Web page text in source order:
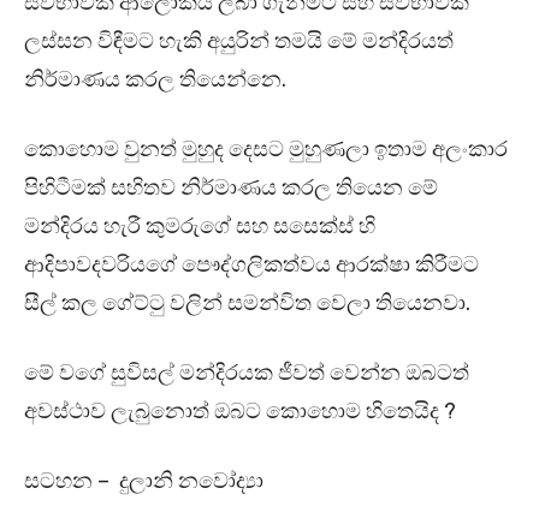
ලස්සන විඳීමට හැකි අයුරින් තමයි මේ මන්දිරයත්
නිර්මාණය කරල තියෙන්නෙ.
කොහොම වුනත් මුහුද දෙසට මුහුණලා ඉතාම අලංකාර
පිහිටීමක් සහිතව නිර්මාණය කරල තියෙන මේ
මන්දිරය හැරී කුමරුගේ සහ සසෙක්ස් හි
ආදිපාවදවරියගේ පෞද්ගලිකත්වය ආරක්ෂා කිරීමට
සීල් කල ගේට්ටු වලින් සමන්විත වෙලා තියෙනවා.
මේ වගේ සුවිසල් මන්දිරයක ජීවත් වෙන්න ඔබටත්
අවස්ථාව ලැබුනොත් ඔබට කොහොම හිතෙයිද ?
සටහන – දුලානි නවෝද්‍යා